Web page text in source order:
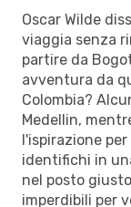
Oscar Wilde
viaggia senza
partire da
avventura da
Colombia?
Medellin,
l'ispirazione
identifichi in
nel posto
imperdibili per